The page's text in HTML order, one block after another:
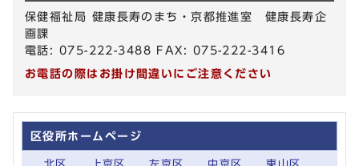
保健福祉局 健康長寿のまち・京都推進室 健康長寿企
画課
電話: 075-222-3488 FAX: 075-222-3416
お電話の際はお掛け間違いにご注意ください
区役所ホームページ